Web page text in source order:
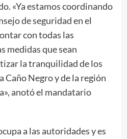
«Ya estamos coordinando
de seguridad en el
con todas las
medidas que sean
la tranquilidad de los
Caño Negro y de la región
anotó el mandatario
a las autoridades y es